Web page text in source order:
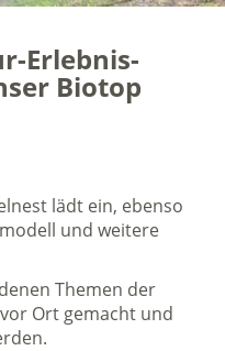
Erlebnis-
Biotop
lädt ein, ebenso
und weitere
Themen der
Ort gemacht und